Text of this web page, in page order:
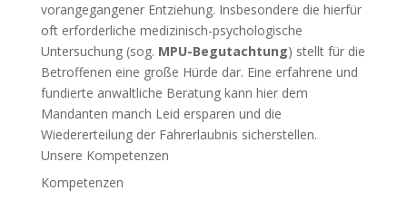
vorangegangener Entziehung. Insbesondere die hierfür
oft erforderliche medizinisch-psychologische
Untersuchung (sog. MPU-Begutachtung) stellt für die
Betroffenen eine große Hürde dar. Eine erfahrene und
fundierte anwaltliche Beratung kann hier dem
Mandanten manch Leid ersparen und die
Wiedererteilung der Fahrerlaubnis sicherstellen.
Unsere Kompetenzen
Kompetenzen